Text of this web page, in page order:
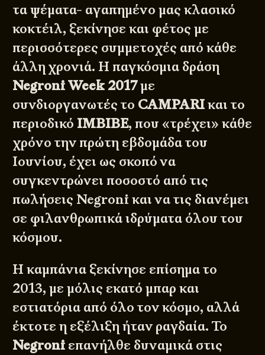
τα ψέματα- αγαπημένο μας κλασικό
κοκτέιλ, ξεκίνησε και φέτος με
περισσότερες συμμετοχές από κάθε
άλλη χρονιά. Η παγκόσμια δράση
Negroni Week 2017με
συνδιοργανωτές το CAMPARIκαι το
περιοδικό IMBIBE, που «τρέχει» κάθε
χρόνο την πρώτη εβδομάδα του
Ιουνίου, έχει ως σκοπό να
συγκεντρώνει ποσοστό από τις
πωλήσεις Negroni και να τις διανέμει
σε φιλανθρωπικά ιδρύματα όλου του
κόσμου.
Η καμπάνια ξεκίνησε επίσημα το
2013, με μόλις εκατό μπαρ και
εστιατόρια από όλο τον κόσμο, αλλά
έκτοτε η εξέλιξη ήταν ραγδαία. Το
Negroni επανήλθε δυναμικά στις